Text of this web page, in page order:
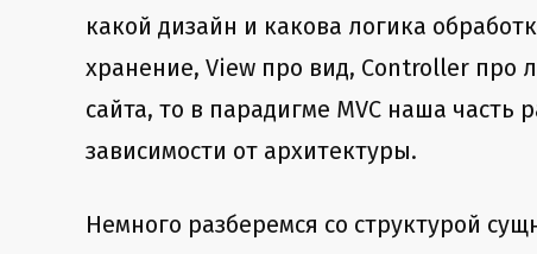
какой дизайн и какова логика
хранение, View про вид, Controller про
сайта, то в парадигме MVC наша часть
зависимости от архитектуры.
Немного разберемся со структурой